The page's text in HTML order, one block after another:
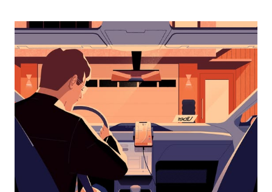
календарю
выбрать
дату.
Чтобы
закрыть
календарь,
нажмите
Esc.